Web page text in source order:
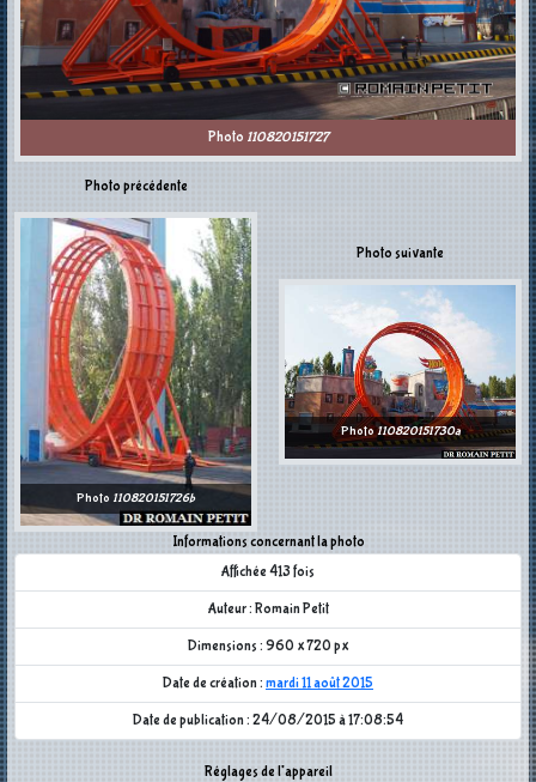
Photo 110820151727
Photo précédente
Photo 110820151726b
Informations concernant la photo
Affichée 413 fois
Auteur : Romain Petit
Dimensions : 960 x 720 px
Date de création : mardi 11 août 2015
Date de publication : 24/08/2015 à 17:08:54
Réglages de l'appareil
Photo suivante
Photo110820151730a